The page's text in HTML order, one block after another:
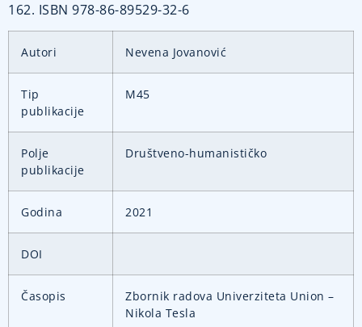
162. ISBN 978-86-89529-32-6
Autori Nevena Jovanović
Tip
publikacije
M45
Polje
publikacije
Društveno-humanističko
Godina 2021
DOI
Časopis
Zbornik radova Univerziteta Union –
Nikola Tesla